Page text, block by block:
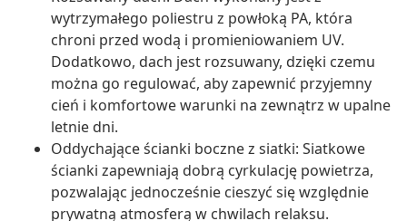
wytrzymałego poliestru z powłoką PA, która
chroni przed wodą i promieniowaniem UV.
Dodatkowo, dach jest rozsuwany, dzięki czemu
można go regulować, aby zapewnić przyjemny
cień i komfortowe warunki na zewnątrz w upalne
letnie dni.
Oddychające ścianki boczne z siatki: Siatkowe
ścianki zapewniają dobrą cyrkulację powietrza,
pozwalając jednocześnie cieszyć się względnie
prywatną atmosferą w chwilach relaksu.